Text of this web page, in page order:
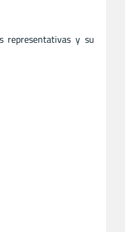
representativas y su